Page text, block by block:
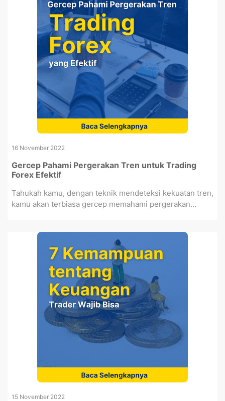
16 November 2022
Gercep Pahami Pergerakan Tren untuk Trading
Forex Efektif
Tahukah kamu, dengan teknik mendeteksi kekuatan tren,
kamu akan terbiasa gercep memahami pergerakan...
15 November 2022